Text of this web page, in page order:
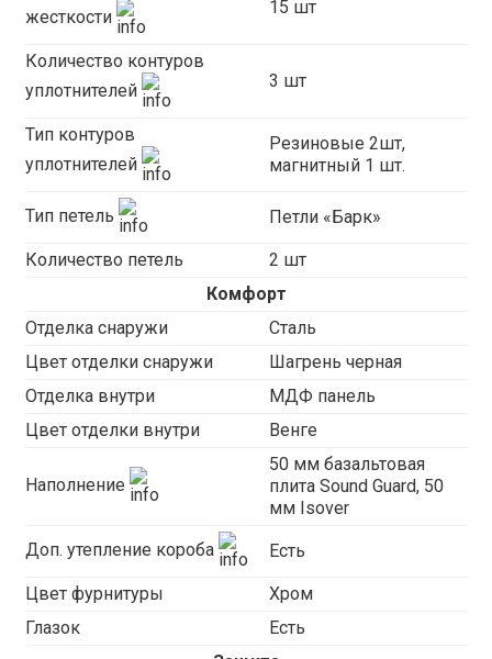
жесткости 15 шт
Количество контуров
уплотнителей
3 шт
Тип контуров
уплотнителей
Резиновые 2шт,
магнитный 1 шт.
Тип петель Петли «Барк»
Количество петель
2 шт
Комфорт
Отделка снаружи
Сталь
Цвет отделки снаружи
Шагрень черная
Отделка внутри
МДФ панель
Цвет отделки внутри
Венге
Наполнение
50 мм базальтовая
плита Sound Guard, 50
мм Isover
Доп. утепление короба Есть
Цвет фурнитуры
Хром
Глазок
Есть